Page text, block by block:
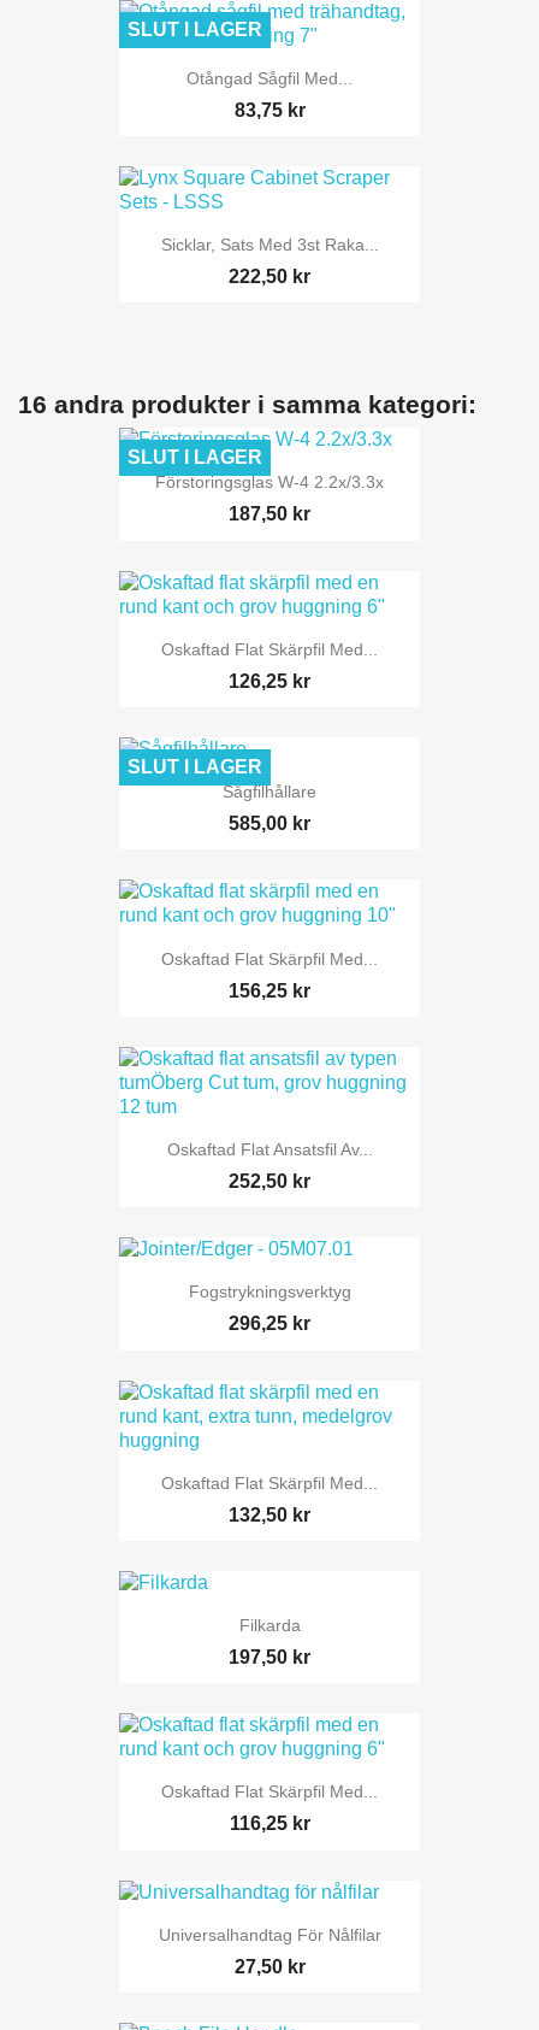
Otångad Sågfil Med...
83,75 kr
SLUT I LAGER
Sicklar, Sats Med 3st Raka...
222,50 kr
16 andra produkter i samma kategori:
Förstoringsglas W-4 2.2x/3.3x
187,50 kr
SLUT I LAGER
Oskaftad Flat Skärpfil Med...
126,25 kr
Sågfilhållare
585,00 kr
SLUT I LAGER
Oskaftad Flat Skärpfil Med...
156,25 kr
Oskaftad Flat Ansatsfil Av...
252,50 kr
Fogstrykningsverktyg
296,25 kr
Oskaftad Flat Skärpfil Med...
132,50 kr
Filkarda
197,50 kr
Oskaftad Flat Skärpfil Med...
116,25 kr
Universalhandtag För Nålfilar
27,50 kr